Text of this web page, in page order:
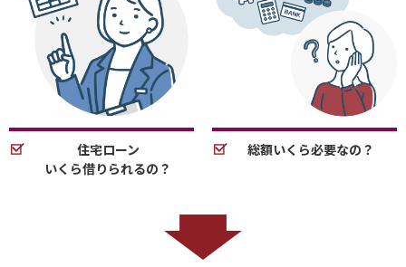
住宅ローン
いくら借りられるの？
総額いくら必要なの？